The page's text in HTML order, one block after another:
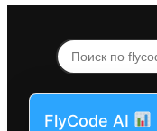
Поиск
по
FlyCode AI